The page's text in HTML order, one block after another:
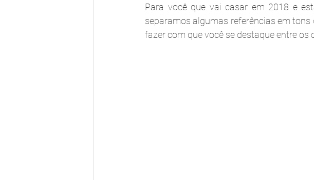
Para você que vai casar em 2018 e
separamos algumas referências em
fazer com que você se destaque entre os